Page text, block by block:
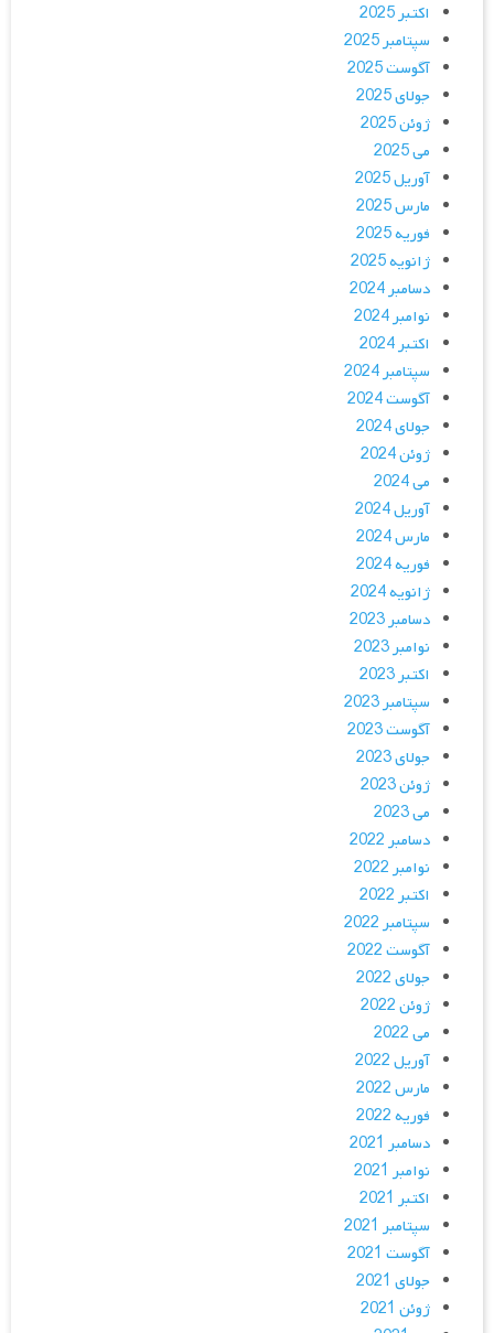
اکتبر 2025
سپتامبر 2025
آگوست 2025
جولای 2025
ژوئن 2025
می 2025
آوریل 2025
مارس 2025
فوریه 2025
ژانویه 2025
دسامبر 2024
نوامبر 2024
اکتبر 2024
سپتامبر 2024
آگوست 2024
جولای 2024
ژوئن 2024
می 2024
آوریل 2024
مارس 2024
فوریه 2024
ژانویه 2024
دسامبر 2023
نوامبر 2023
اکتبر 2023
سپتامبر 2023
آگوست 2023
جولای 2023
ژوئن 2023
می 2023
دسامبر 2022
نوامبر 2022
اکتبر 2022
سپتامبر 2022
آگوست 2022
جولای 2022
ژوئن 2022
می 2022
آوریل 2022
مارس 2022
فوریه 2022
دسامبر 2021
نوامبر 2021
اکتبر 2021
سپتامبر 2021
آگوست 2021
جولای 2021
ژوئن 2021